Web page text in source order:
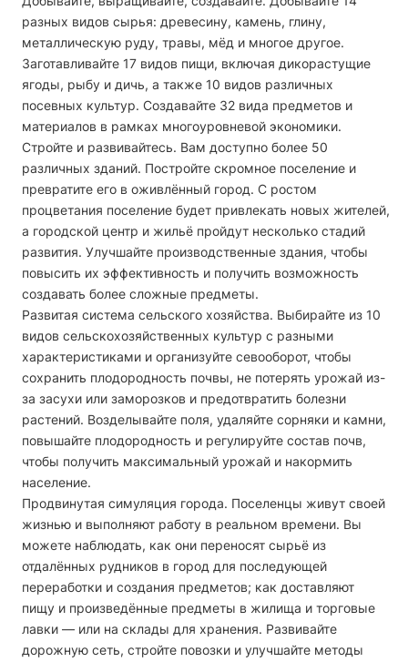
разных видов сырья: древесину, камень, глину,
металлическую руду, травы, мёд и многое другое.
Заготавливайте 17 видов пищи, включая дикорастущие
ягоды, рыбу и дичь, а также 10 видов различных
посевных культур. Создавайте 32 вида предметов и
материалов в рамках многоуровневой экономики.
Стройте и развивайтесь. Вам доступно более 50
различных зданий. Постройте скромное поселение и
превратите его в оживлённый город. С ростом
процветания поселение будет привлекать новых жителей,
а городской центр и жильё пройдут несколько стадий
развития. Улучшайте производственные здания, чтобы
повысить их эффективность и получить возможность
создавать более сложные предметы.
Развитая система сельского хозяйства. Выбирайте из 10
видов сельскохозяйственных культур с разными
характеристиками и организуйте севооборот, чтобы
сохранить плодородность почвы, не потерять урожай из-
за засухи или заморозков и предотвратить болезни
растений. Возделывайте поля, удаляйте сорняки и камни,
повышайте плодородность и регулируйте состав почв,
чтобы получить максимальный урожай и накормить
население.
Продвинутая симуляция города. Поселенцы живут своей
жизнью и выполняют работу в реальном времени. Вы
можете наблюдать, как они переносят сырьё из
отдалённых рудников в город для последующей
переработки и создания предметов; как доставляют
пищу и произведённые предметы в жилища и торговые
лавки — или на склады для хранения. Развивайте
дорожную сеть, стройте повозки и улучшайте методы